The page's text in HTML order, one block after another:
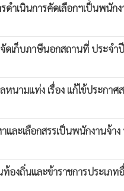
ดำเนินการคัดเลือกฯเป็นพนั
ดเก็บภาษีนอกสถานที่ ประจำ
นามแท่ง เรื่อง แก้ไข้ประกา
ละเลือกสรรเป็นพนักงานจ้า
องถิ่นและข้าราชการประเภ